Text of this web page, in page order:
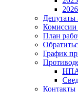
Депутаты
План
График
Контакты